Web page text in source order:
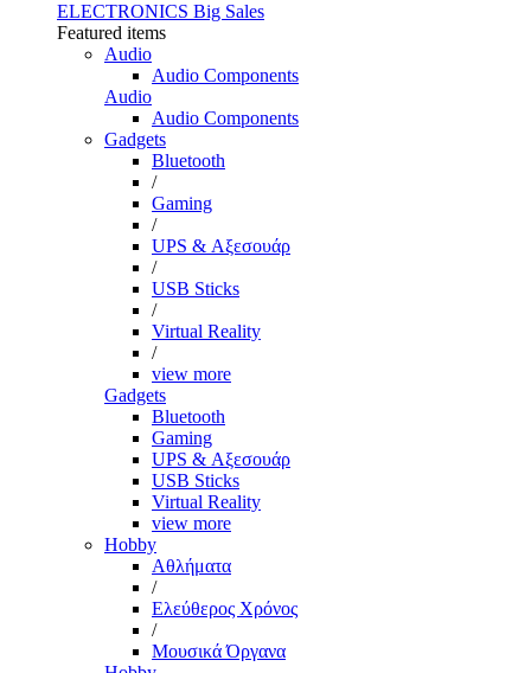
ELECTRONICS Big Sales
Featured items
Audio
Audio Components
Audio
Audio Components
Gadgets
Bluetooth
/
Gaming
/
UPS & Αξεσουάρ
/
USB Sticks
/
Virtual Reality
/
view more
Gadgets
Bluetooth
Gaming
UPS & Αξεσουάρ
USB Sticks
Virtual Reality
view more
Hobby
Αθλήματα
/
Ελεύθερος Χρόνος
/
Μουσικά Όργανα